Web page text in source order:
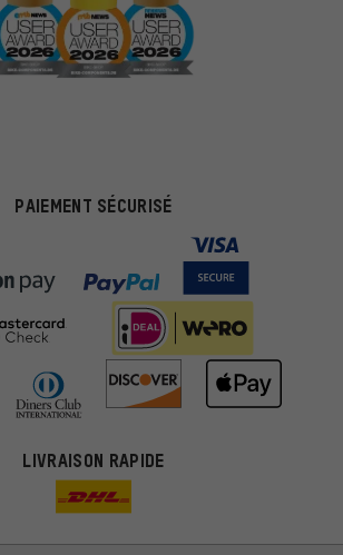
PAIEMENT SÉCURISÉ
LIVRAISON RAPIDE
adaptées
cookies de marketing nous aident à identifier tes
présenter des offres et des conseils sur mesure.